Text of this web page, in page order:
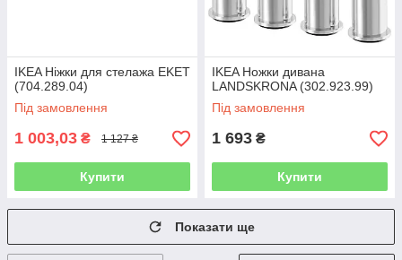
IKEA Ніжки для стелажа EKET
(704.289.04)
Під замовлення
1 003,03 ₴ 1 127 ₴
Купити
IKEA Ножки дивана
LANDSKRONA (302.923.99)
Під замовлення
1 693 ₴
Купити
Показати ще